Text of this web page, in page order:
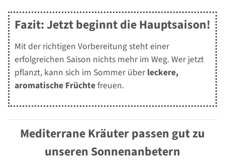
Fazit: Jetzt beginnt die Hauptsaison!
Mit der richtigen Vorbereitung steht einer
erfolgreichen Saison nichts mehr im Weg. Wer jetzt
pflanzt, kann sich im Sommer über leckere,
aromatische Früchtefreuen.
Mediterrane Kräuter passen gut zu
unseren Sonnenanbetern